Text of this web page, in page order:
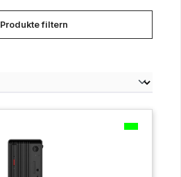
Produkte filtern